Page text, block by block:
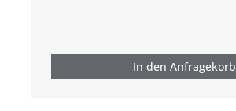
In den Anfragekorb